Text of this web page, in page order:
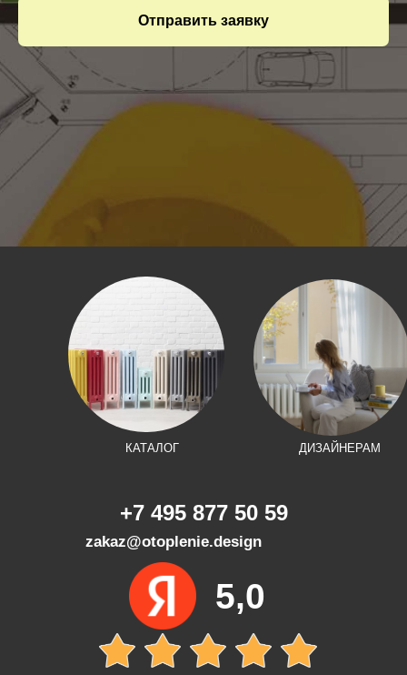
Отправить заявку
КАТАЛОГ ДИЗАЙНЕРАМ
+7 495 877 50 59
zakaz@otoplenie.design
5,0